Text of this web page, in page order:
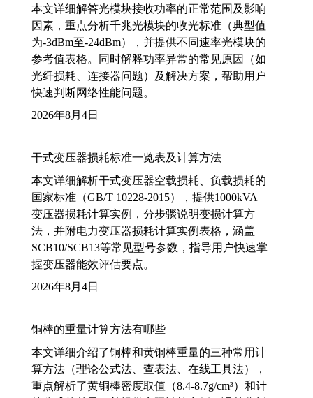
本文详细解答光模块接收功率的正常范围及影响
因素，重点分析千兆光模块的收光标准（典型值
为-3dBm至-24dBm），并提供不同速率光模块的
参考值表格。同时解释功率异常的常见原因（如
光纤损耗、连接器问题）及解决方案，帮助用户
快速判断网络性能问题。
2026年8月4日
干式变压器损耗标准一览表及计算方法
本文详细解析干式变压器空载损耗、负载损耗的
国家标准（GB/T 10228-2015），提供1000kVA
变压器损耗计算实例，分步骤说明变损计算方
法，并附电力变压器损耗计算实例表格，涵盖
SCB10/SCB13等常见型号参数，指导用户快速掌
握变压器能效评估要点。
2026年8月4日
铜棒的重量计算方法有哪些
本文详细介绍了铜棒和黄铜棒重量的三种常用计
算方法（理论公式法、查表法、在线工具法），
重点解析了黄铜棒密度取值（8.4-8.7g/cm³）和计